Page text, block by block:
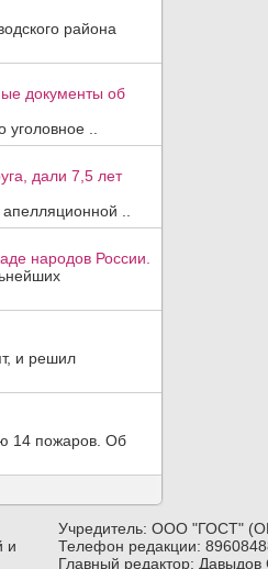
района
документы об
..
дали 7,5 лет
..
народов России.
и решил
14 пожаров. Об
и
Учредитель: ООО "ГОСТ"
Телефон редакции:
Главный редактор: Давыдов